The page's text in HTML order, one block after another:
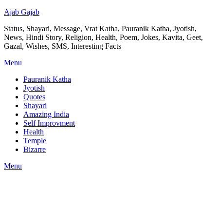
Ajab Gajab
Status, Shayari, Message, Vrat Katha, Pauranik Katha, Jyotish,
News, Hindi Story, Religion, Health, Poem, Jokes, Kavita, Geet,
Gazal, Wishes, SMS, Interesting Facts
Menu
Pauranik Katha
Jyotish
Quotes
Shayari
Amazing India
Self Improvment
Health
Temple
Bizarre
Menu